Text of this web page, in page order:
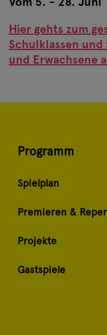
Hier gehts zum
Schulklassen
und Erwachsene
Programm
Spielplan
Premieren &
Projekte
Gastspiele